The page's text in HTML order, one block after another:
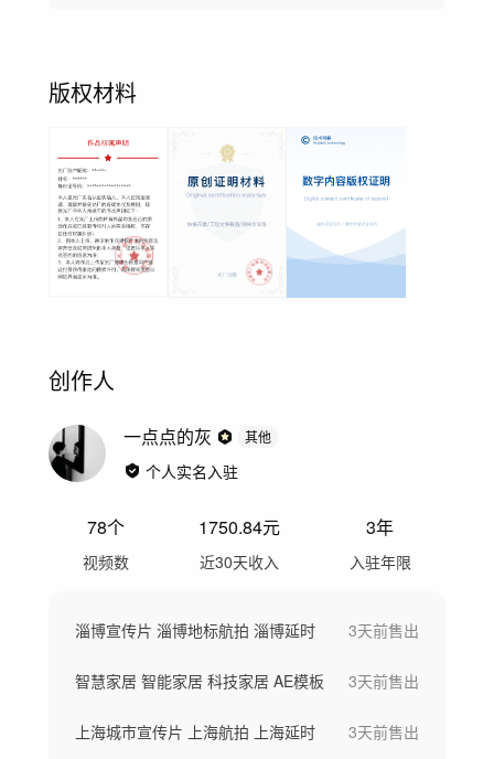
版权材料
创作人
一点点的灰 其他
个人实名入驻
78个
视频数
1750.84元
近30天收入
3年
入驻年限
淄博宣传片 淄博地标航拍 淄博延时 3天前售出
智慧家居 智能家居 科技家居 AE模板 3天前售出
上海城市宣传片 上海航拍 上海延时 3天前售出